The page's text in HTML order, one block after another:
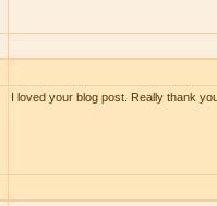
I loved your blog post. Really thank